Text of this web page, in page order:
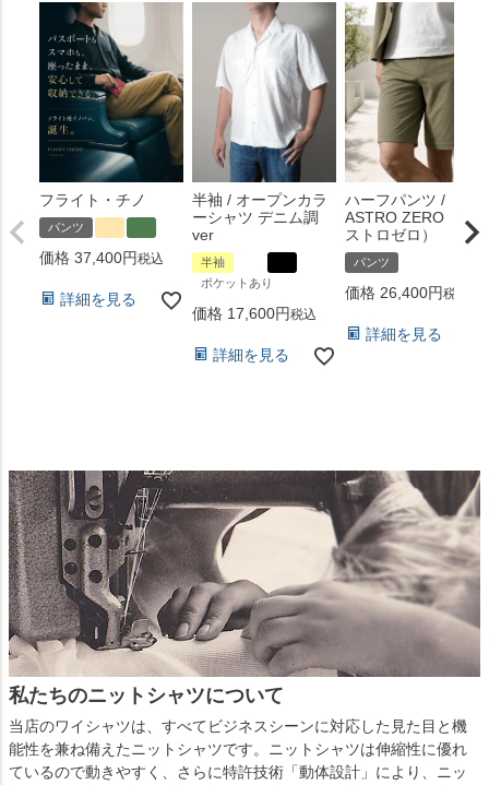
フライト・チノ
パンツ
価格 37,400 税込
詳細を見る
半袖 / オープンカラ
ーシャツ デニム調
ver
半袖
ポケットあり
価格 17,600 税込
詳細を見る
ハーフパンツ /
ASTRO ZERO （ア
ストロゼロ）
パンツ
価格 26,400 税込
詳細を見る
私たちのニットシャツについて
当店のワイシャツは、すべてビジネスシーンに対応した見た目と機
能性を兼ね備えたニットシャツです。ニットシャツは伸縮性に優れ
ているので動きやすく、さらに特許技術「動体設計」により、ニッ